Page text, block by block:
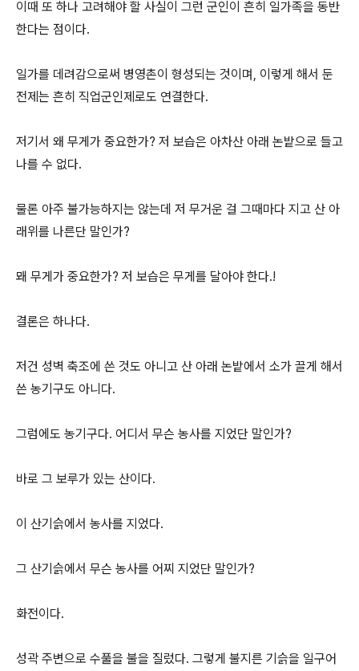
이때 또 하나 고려해야 할 사실이 그런 군인이 흔히 일가족을 동반
한다는 점이다.
일가를 데려감으로써 병영촌이 형성되는 것이며, 이렇게 해서 둔
전제는 흔히 직업군인제로도 연결한다.
저기서 왜 무게가 중요한가? 저 보습은 아차산 아래 논밭으로 들고
나를 수 없다.
물론 아주 불가능하지는 않는데 저 무거운 걸 그때마다 지고 산 아
래위를 나른단 말인가?
뫠 무게가 중요한가? 저 보습은 무게를 달아야 한다.!
결론은 하나다.
저건 성벽 축조에 쓴 것도 아니고 산 아래 논밭에서 소가 끌게 해서
쓴 농기구도 아니다.
그럼에도 농기구다. 어디서 무슨 농사를 지었단 말인가?
바로 그 보루가 있는 산이다.
이 산기슭에서 농사를 지었다.
그 산기슭에서 무슨 농사를 어찌 지었단 말인가?
화전이다.
성곽 주변으로 수풀을 불을 질렀다. 그렇게 불지른 기슭을 일구어